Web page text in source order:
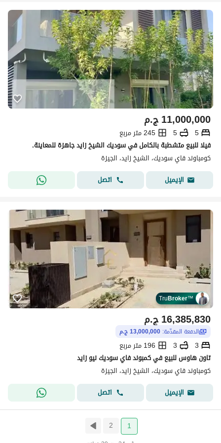
ج.م11,000,000
5
5
245 متر مربع
فيلا للبيع متشطبة بالكامل في سوديك الشيخ زايد جاهزة للمعاينة.
كومباوند فاي سوديك، الشيخ زايد، الجيزة
الإيميل
اتصل
TruBroker™
ج.م16,385,830
الدفعة المقدّمة: 13,000,000 ج.م
3
3
196 متر مربع
تاون هاوس للبيع في كمبوند فاي سوديك نيو زايد
كومباوند فاي سوديك، الشيخ زايد، الجيزة
الإيميل
اتصل
1
2